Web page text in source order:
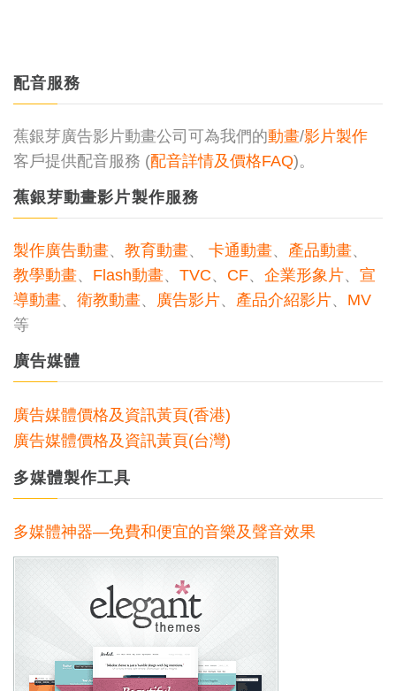
配音服務
蕉銀芽廣告影片動畫公司可為我們的動畫/影片製作
客戶提供配音服務 (配音詳情及價格FAQ)。
蕉銀芽動畫影片製作服務
製作廣告動畫、 教育動畫、 卡通動畫、 產品動畫、
教學動畫、 Flash動畫、 TVC、 CF、 企業形象片、 宣
導動畫、 衛教動畫、 廣告影片、 產品介紹影片、 MV
等
廣告媒體
廣告媒體價格及資訊黃頁(香港)
廣告媒體價格及資訊黃頁(台灣)
多媒體製作工具
多媒體神器—免費和便宜的音樂及聲音效果